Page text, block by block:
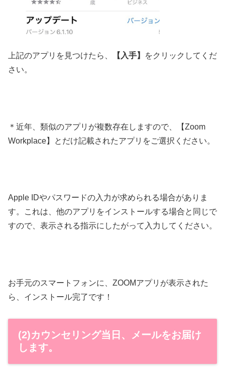
上記のアプリを見つけたら、 【入手】
をクリックしてくだ
さい。
＊近年、類似のアプリが複数存在しますので、【Zoom
Workplace】とだけ記載されたアプリをご選択ください。
Apple IDやパスワードの入力が求められる場合がありま
す。これは、他のアプリをインストールする場合と同じで
すので、表示される指示にしたがって入力してください。
お手元のスマートフォンに、ZOOMアプリが表示された
ら、インストール完了です！
(2)カウンセリング当日、メールをお届け
します。